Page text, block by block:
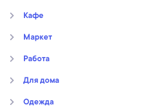
Кафе
Маркет
Работа
Для дома
Oдежда